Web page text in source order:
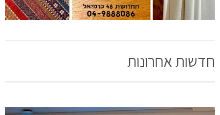
חדשות אחרונות